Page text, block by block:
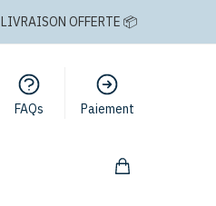
LIVRAISON OFFERTE 📦
FAQs Paiement